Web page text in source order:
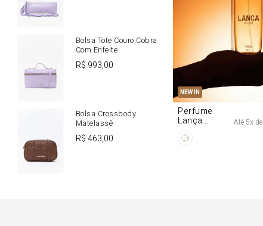
Bolsa Tote Couro Cobra
Com Enfeite
R$ 993,00
Bolsa Crossbody
Matelassê
R$463,00
NEW IN
U
Perfume
Lança Até 5x de